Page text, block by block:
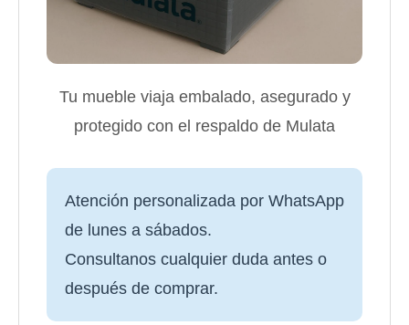
Tu mueble viaja embalado, asegurado y
protegido con el respaldo de Mulata
Atención personalizada por WhatsApp
de lunes a sábados.
Consultanos cualquier duda antes o
después de comprar.